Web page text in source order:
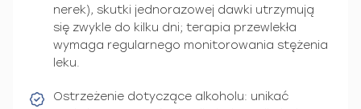
nerek), skutki jednorazowej dawki utrzymują
się zwykle do kilku dni; terapia przewlekła
wymaga regularnego monitorowania stężenia
leku.
Ostrzeżenie dotyczące alkoholu: unikać